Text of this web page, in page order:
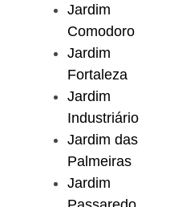
Jardim
Comodoro
Jardim
Fortaleza
Jardim
Industriário
Jardim das
Palmeiras
Jardim